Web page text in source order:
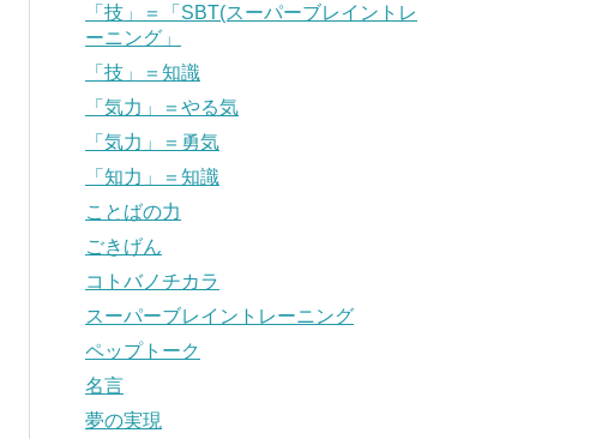
「技」＝「SBT(スーパーブレイントレ
ーニング」
「技」＝知識
「気力」＝やる気
「気力」＝勇気
「知力」＝知識
ことばの力
ごきげん
コトバノチカラ
スーパーブレイントレーニング
ペップトーク
名言
夢の実現